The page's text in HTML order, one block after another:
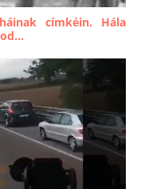
címkéin. Hála